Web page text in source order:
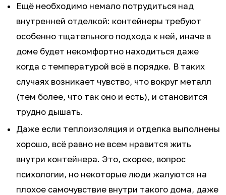
Ещё необходимо немало потрудиться над
внутренней отделкой: контейнеры требуют
особенно тщательного подхода к ней, иначе в
доме будет некомфортно находиться даже
когда с температурой всё в порядке. В таких
случаях возникает чувство, что вокруг металл
(тем более, что так оно и есть), и становится
трудно дышать.
Даже если теплоизоляция и отделка выполнены
хорошо, всё равно не всем нравится жить
внутри контейнера. Это, скорее, вопрос
психологии, но некоторые люди жалуются на
плохое самочувствие внутри такого дома, даже